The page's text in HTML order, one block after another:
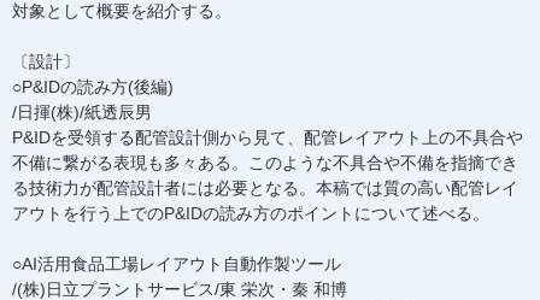
対象として概要を紹介する。
〔設計〕
○P&IDの読み方(後編)
/日揮(株)/紙透辰男
P&IDを受領する配管設計側から見て、配管レイアウト上の不具合や
不備に繋がる表現も多々ある。このような不具合や不備を指摘でき
る技術力が配管設計者には必要となる。本稿では質の高い配管レイ
アウトを行う上でのP&IDの読み方のポイントについて述べる。
○AI活用食品工場レイアウト自動作製ツール
/(株)日立プラントサービス/東 栄次・秦 和博